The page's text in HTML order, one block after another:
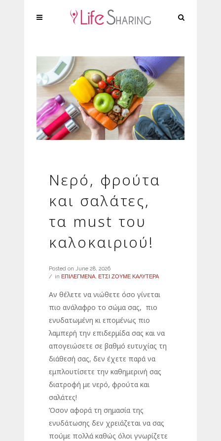
Νερό, φρούτα
και σαλάτες,
τα must του
καλοκαιριού!
Posted on June 28, 2026
in ΕΠΙΛΕΓΜΕΝΑ, ΕΤΣΙ ΖΟΥΜΕ ΚΑΛΥΤΕΡΑ
Αν θέλετε να νιώθετε όσο γίνεται
πιο ανάλαφρο το σώμα σας, πιο
ενυδατωμένη κι επομένως πιο
λαμπερή την επιδερμίδα σας και να
απογειώσετε σε βαθμό ευτυχίας τη
διάθεσή σας, δεν έχετε παρά να
εμπλουτίσετε την καθημερινή σας
διατροφή με νερό, φρούτα και
σαλάτες!
Όσον αφορά τη σημασία της
ενυδάτωσης δεν χρειάζεται να σας
πούμε πολλά καθώς όλοι γνωρίζετε